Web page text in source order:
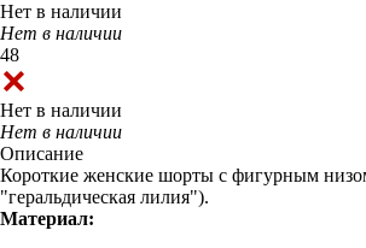
Нет в наличии
Нет в наличии
48
Нет в наличии
Нет в наличии
Описание
Короткие женские шорты с фигурным
"геральдическая лилия").
Материал: